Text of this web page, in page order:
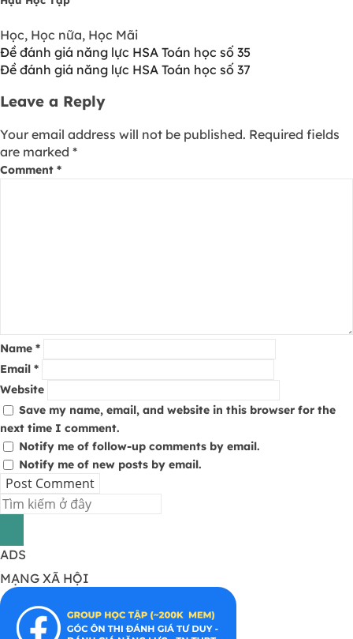
Học, Học nữa, Học Mãi
Đề đánh giá năng lực HSA Toán học số 35
Đề đánh giá năng lực HSA Toán học số 37
Leave a Reply
Your email address will not be published. Required fields
are marked *
Comment *
Name *
Email *
Website
Save my name, email, and website in this browser for the
next time I comment.
Notify me of follow-up comments by email.
Notify me of new posts by email.
ADS
MẠNG XÃ HỘI